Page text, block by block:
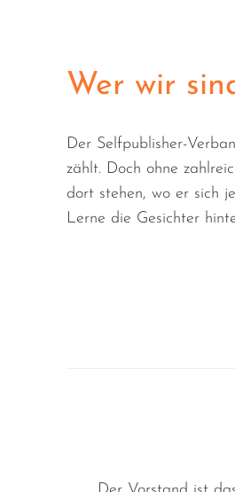
Wer wir
Der Selfpublisher-
zählt. Doch ohne
dort stehen, wo er sich
Lerne die Gesichter